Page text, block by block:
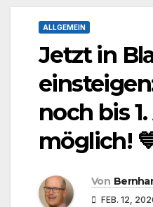
ALLGEMEIN
Jetzt in
noch bis
möglich!
Von
FEB. 12,